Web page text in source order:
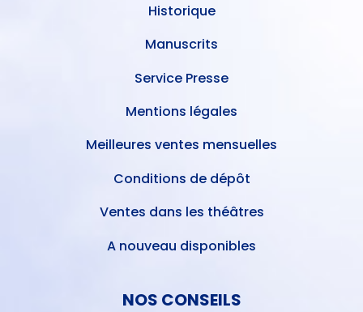
Historique
Manuscrits
Service Presse
Mentions légales
Meilleures ventes mensuelles
Conditions de dépôt
Ventes dans les théâtres
A nouveau disponibles
NOS CONSEILS